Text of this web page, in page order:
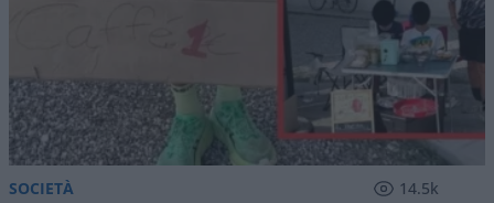
SOCIETÀ 14.5k